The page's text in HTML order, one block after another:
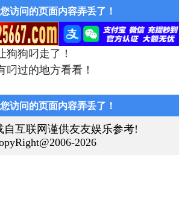
访问的页面内容弄丢了！
狗狗叼走了！
叼过的地方看看！
访问的页面内容弄丢了！
自互联网谨供友友娱乐参考!
2026